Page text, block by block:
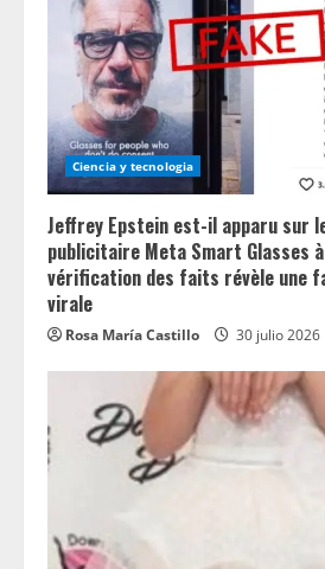
Ciencia y tecnologia
Jeffrey Epstein est-il apparu sur
publicitaire Meta Smart Glasses
vérification des faits révèle une
virale
Rosa María Castillo 30 julio 2026